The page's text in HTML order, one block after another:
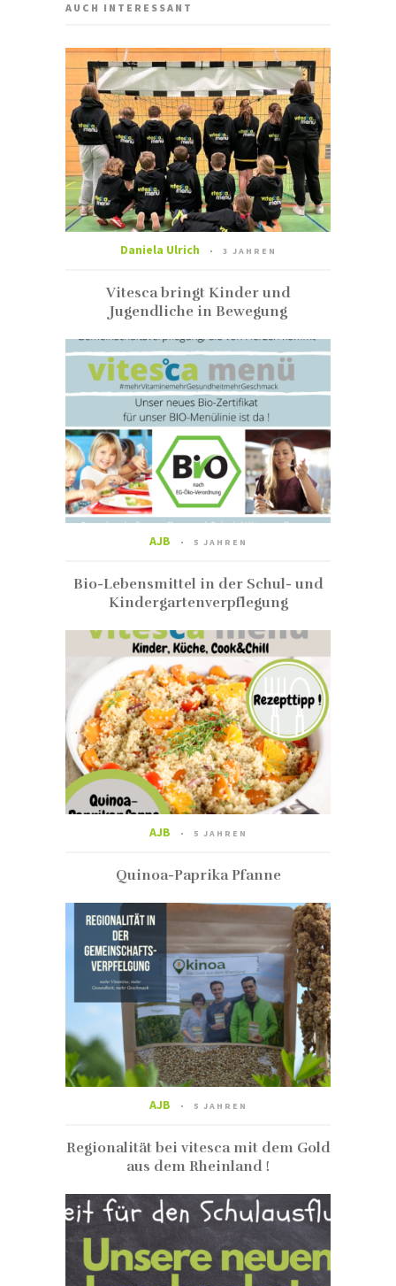
AUCH INTERESSANT
Daniela Ulrich 3 JAHREN
Vitesca bringt Kinder und
Jugendliche in Bewegung
AJB 5 JAHREN
Bio-Lebensmittel in der Schul- und
Kindergartenverpflegung
AJB 5 JAHREN
Quinoa-Paprika Pfanne
AJB 5 JAHREN
Regionalität bei vitesca mit dem Gold
aus dem Rheinland !